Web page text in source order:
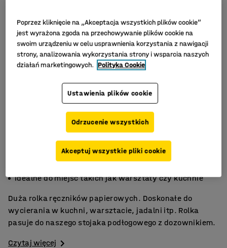
Można używać ze stojakiem podłogowym
Idealne do miejsc takich jak warsztaty czy kuchnie
Duża rolka ręczników papierowych. Doskonałe do
wycierania w kuchni, warsztacie, jadalni itp. Rolka
pasuje do naszego stojaka podłogowego z dozownikiem.
Czytaj więcej
Poprzez kliknięcie na „Akceptacja wszystkich plików cookie”
jest wyrażona zgoda na przechowywanie plików cookie na
swoim urządzeniu w celu usprawnienia korzystania z nawigacji
strony, analizowania wykorzystania strony i wsparcia naszych
działań marketingowych. Polityka Cookie
Ustawienia plików cookie
Odrzucenie wszystkich
Akceptuj wszystkie pliki cookie